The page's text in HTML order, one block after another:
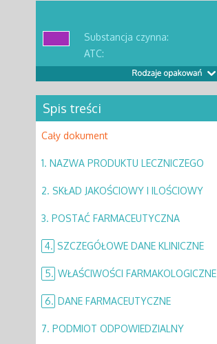
Substancja czynna:
ATC:
Spis treści
Cały dokument
1. NAZWA PRODUKTU LECZNICZEGO
2. SKŁAD JAKOŚCIOWY I ILOŚCIOWY
3. POSTAĆ FARMACEUTYCZNA
4. SZCZEGÓŁOWE DANE KLINICZNE
5. WŁAŚCIWOŚCI FARMAKOLOGICZNE
6. DANE FARMACEUTYCZNE
7. PODMIOT ODPOWIEDZIALNY